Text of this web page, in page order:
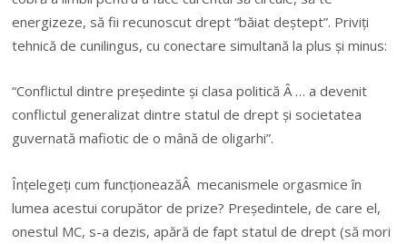
energizeze, să fii recunoscut drept “băiat deștept”. Priviți
tehnică de cunilingus, cu conectare simultană la plus și minus:
“Conflictul dintre președinte și clasa politică Â … a devenit
conflictul generalizat dintre statul de drept și societatea
guvernată mafiotic de o mână de oligarhi”.
Înțelegeți cum funcționeazăÂ mecanismele orgasmice în
lumea acestui corupător de prize? Președintele, de care el,
onestul MC, s-a dezis, apără de fapt statul de drept (să mori